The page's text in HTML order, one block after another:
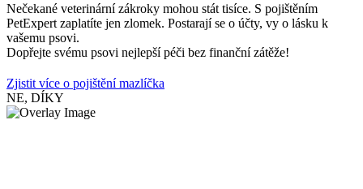
Nečekané veterinární zákroky mohou stát tisíce. S pojištěním
PetExpert zaplatíte jen zlomek. Postarají se o účty, vy o lásku k
vašemu psovi.
Dopřejte svému psovi nejlepší péči bez finanční zátěže!
Zjistit více o pojištění mazlíčka
NE, DÍKY